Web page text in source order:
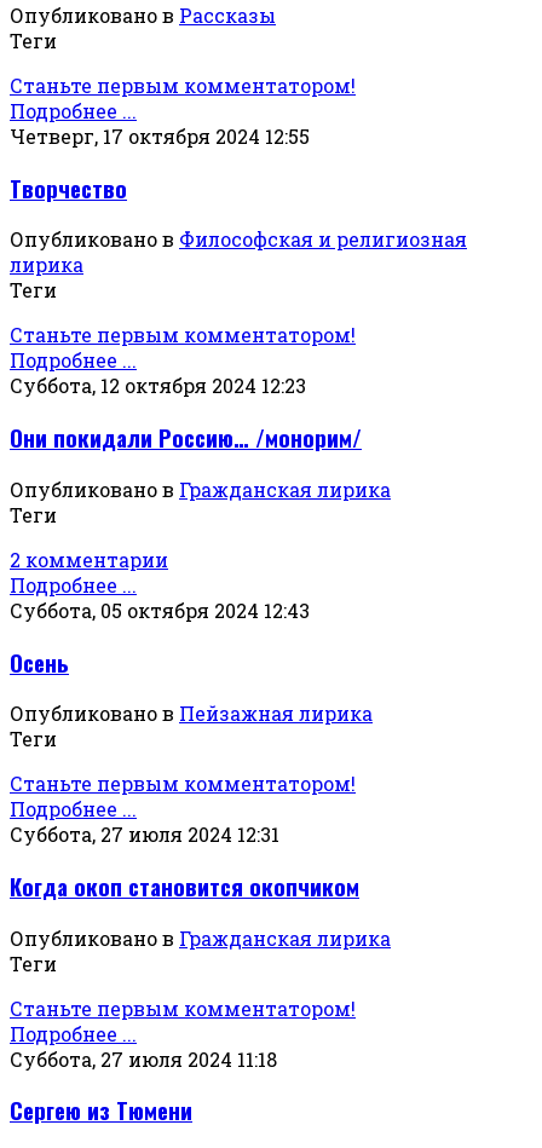
Опубликовано в Рассказы
Теги
Станьте первым комментатором!
Подробнее ...
Четверг, 17 октября 2024 12:55
Творчество
Опубликовано в Философская и религиозная
лирика
Теги
Станьте первым комментатором!
Подробнее ...
Суббота, 12 октября 2024 12:23
Они покидали Россию… /монорим/
Опубликовано в Гражданская лирика
Теги
2 комментарии
Подробнее ...
Суббота, 05 октября 2024 12:43
Осень
Опубликовано в Пейзажная лирика
Теги
Станьте первым комментатором!
Подробнее ...
Суббота, 27 июля 2024 12:31
Когда окоп становится окопчиком
Опубликовано в Гражданская лирика
Теги
Станьте первым комментатором!
Подробнее ...
Суббота, 27 июля 2024 11:18
Сергею из Тюмени